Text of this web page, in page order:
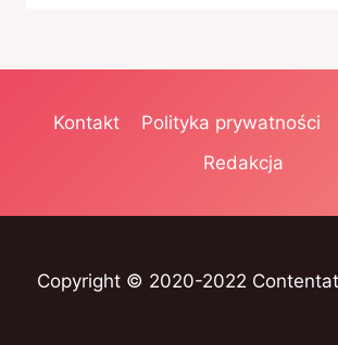
Kontakt Polityka prywatności
Redakcja
Copyright © 2020-2022